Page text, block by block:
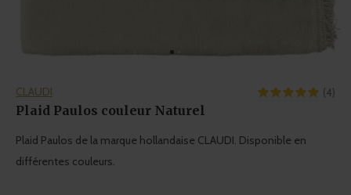
CLAUDI (4)
Plaid Paulos couleur Naturel
Plaid Paulos de la marque hollandaise CLAUDI. Disponible en
différentes couleurs.